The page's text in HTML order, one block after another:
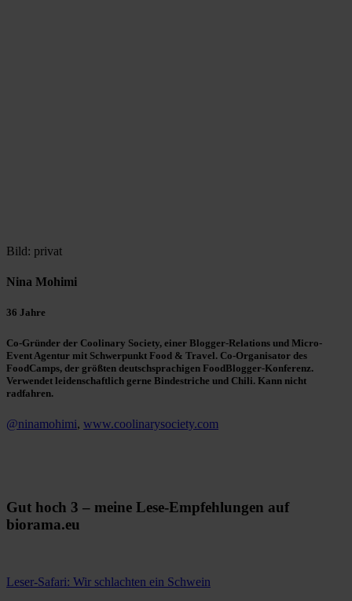
Bild: privat
Nina Mohimi
36 Jahre
Co-Gründer der Coolinary Society, einer Blogger-Relations und Micro-
Event Agentur mit Schwerpunkt Food & Travel. Co-Organisator des
FoodCamps, der größten deutschsprachigen FoodBlogger-Konferenz.
Verwendet leidenschaftlich gerne Bindestriche und Chili. Kann nicht
radfahren.
@ninamohimi, www.coolinarysociety.com
Gut hoch 3 – meine Lese-Empfehlungen auf
biorama.eu
Leser-Safari: Wir schlachten ein Schwein